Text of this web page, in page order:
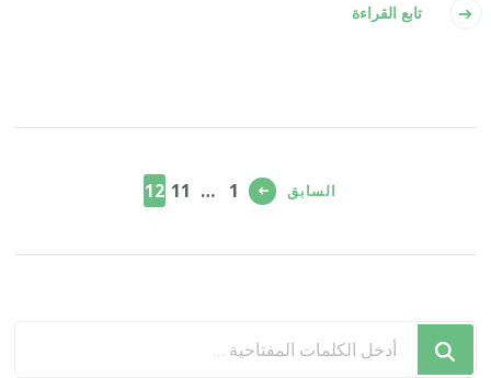
تابع القراءة
السابق صفحة
1
… صفحة
11 صفحة
12
هل
تبحث